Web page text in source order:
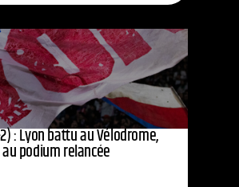
2) : Lyon battu au Vélodrome,
podium relancée